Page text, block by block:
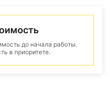
до начала работы.
в приоритете.